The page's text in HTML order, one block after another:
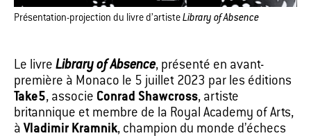
Présentation-projection du livre d’artiste Library of Absence
Le livre Library of Absence, présenté en avant-
première à Monaco le 5 juillet 2023 par les éditions
Take5, associe Conrad Shawcross, artiste
britannique et membre de la Royal Academy of Arts,
à Vladimir Kramnik, champion du monde d’échecs